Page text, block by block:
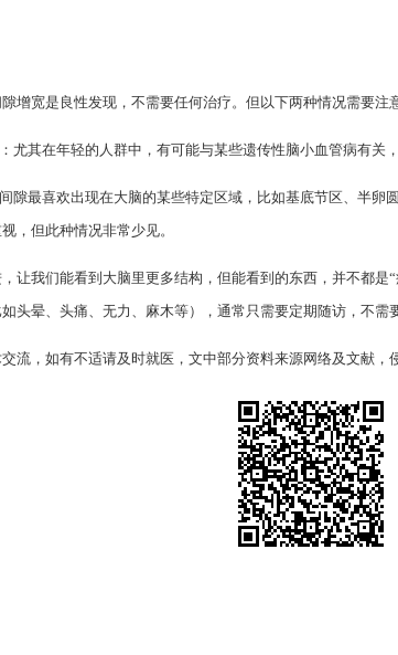
增宽是良性发现，不需要任何治疗。但以下两种情况需要注
尤其在年轻的人群中，有可能与某些遗传性脑小血管病有关
隙最喜欢出现在大脑的某些特定区域，比如基底节区、半
，但此种情况非常少见。
让我们能看到大脑里更多结构，但能看到的东西，并不都
头晕、头痛、无力、麻木等），通常只需要定期随访，不需
流，如有不适请及时就医，文中部分资料来源网络及文献，